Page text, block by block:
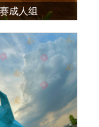
成人组